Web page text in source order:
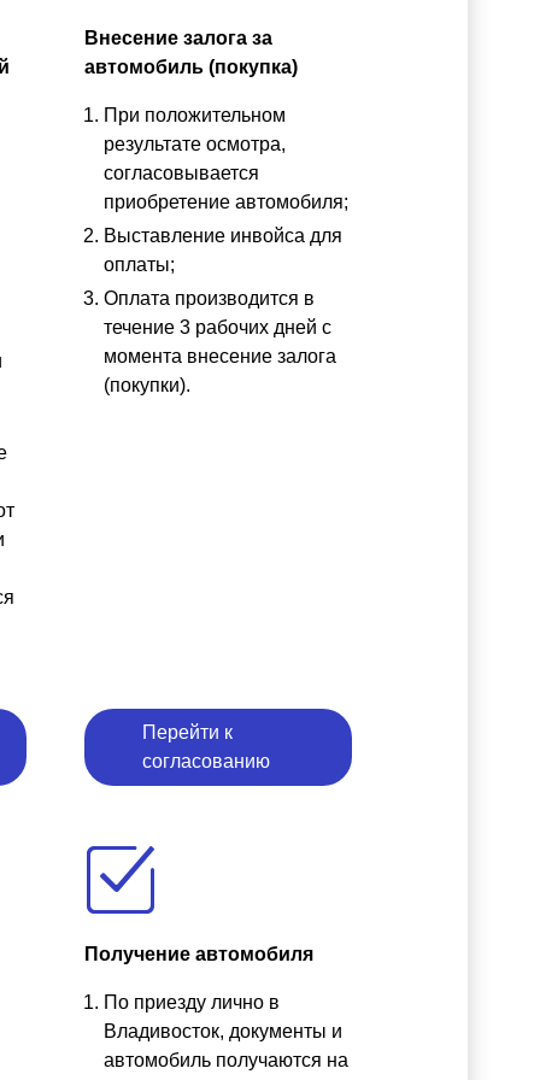
Внесение залога за
автомобиль (покупка)
При положительном
результате осмотра,
согласовывается
приобретение автомобиля;
Выставление инвойса для
оплаты;
Оплата производится в
течение 3 рабочих дней с
момента внесение залога
(покупки).
Перейти к
согласованию
Получение автомобиля
По приезду лично в
Владивосток, документы и
автомобиль получаются на